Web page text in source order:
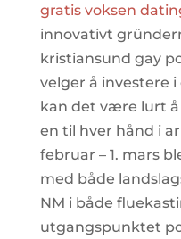
gratis voksen
innovativt
kristiansund gay
velger å investere
kan det være lurt
en til hver hånd i
februar – 1. mars
med både
NM i både
utgangspunktet